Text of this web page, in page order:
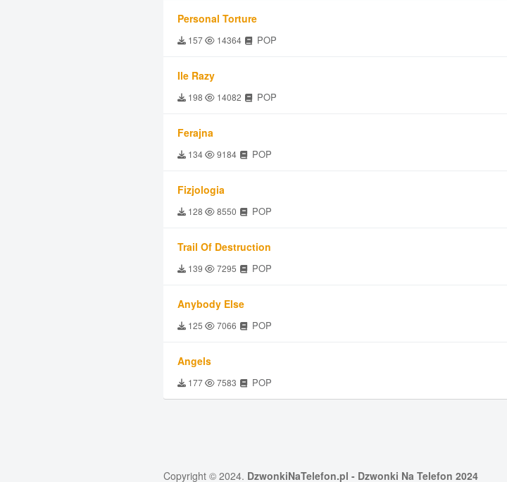
Personal Torture
157 14364 POP
Ile Razy
198 14082 POP
Ferajna
134 9184 POP
Fizjologia
128 8550 POP
Trail Of Destruction
139 7295 POP
Anybody Else
125 7066 POP
Angels
177 7583 POP
Copyright © 2024. DzwonkiNaTelefon.pl - Dzwonki Na Telefon 2024